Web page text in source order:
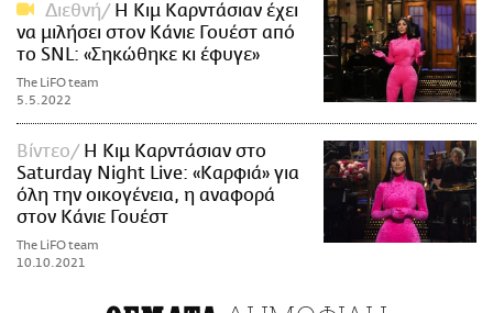
Διεθνή
Η Κιμ Καρντάσιαν έχει
να μιλήσει στον Κάνιε Γουέστ από
το SNL: «Σηκώθηκε κι έφυγε»
The LiFO team
5.5.2022
Βίντεο
Η Κιμ Καρντάσιαν στο
Saturday Night Live: «Καρφιά» για
όλη την οικογένεια, η αναφορά
στον Κάνιε Γουέστ
The LiFO team
10.10.2021